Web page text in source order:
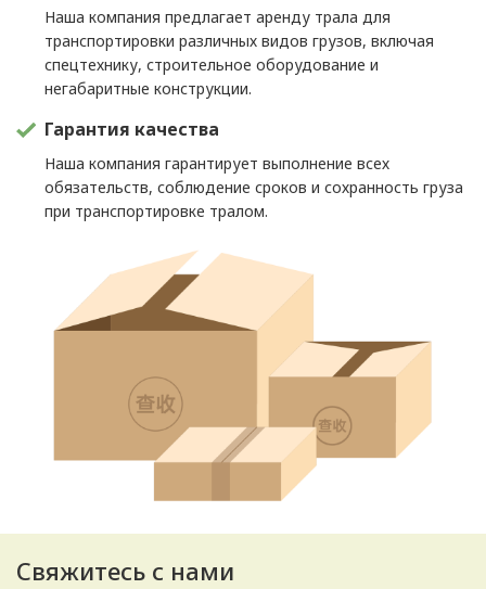
Наша компания предлагает аренду трала для
транспортировки различных видов грузов, включая
спецтехнику, строительное оборудование и
негабаритные конструкции.
Гарантия качества
Наша компания гарантирует выполнение всех
обязательств, соблюдение сроков и сохранность груза
при транспортировке тралом.
Свяжитесь с нами